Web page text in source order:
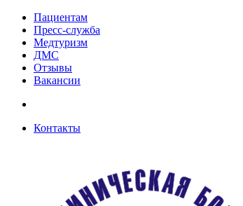
Пациентам
Пресс-служба
Медтуризм
ДМС
Отзывы
Вакансии
Контакты